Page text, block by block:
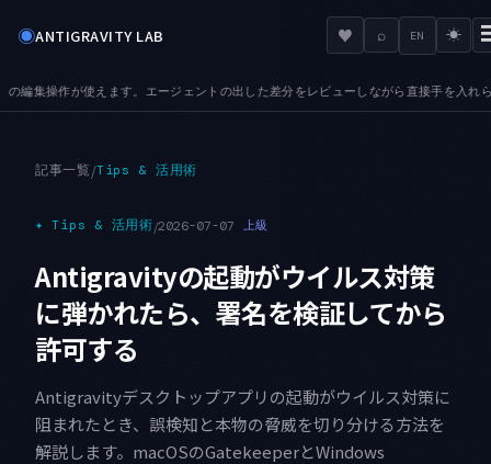
◉ANTIGRAVITY LAB ♥ ⌕ EN ☀
ントの出した差分をレビューしながら直接手を入れられます ● TABS — プレビュー
記事一覧/Tips & 活用術
✦ Tips & 活用術/2026-07-07 上級
Antigravityの起動がウイルス対策
に弾かれたら、署名を検証してから
許可する
Antigravityデスクトップアプリの起動がウイルス対策に
阻まれたとき、誤検知と本物の脅威を切り分ける方法を
解説します。macOSのGatekeeperとWindows